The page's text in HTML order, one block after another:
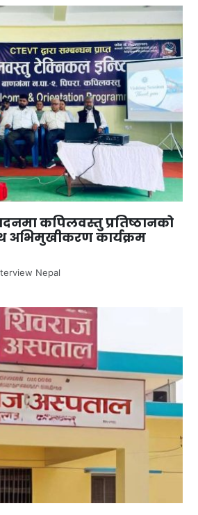
कपिलवस्तु प्रतिष्ठानको
अभिमुखीकरण कार्यक्रम
Nepal